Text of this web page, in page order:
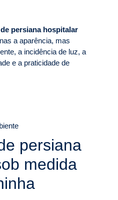
persiana hospitalar
a aparência, mas
a incidência de luz, a
e a praticidade de
persiana
medida